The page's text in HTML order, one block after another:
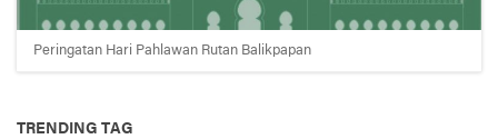
Peringatan Hari Pahlawan Rutan Balikpapan
TRENDING TAG